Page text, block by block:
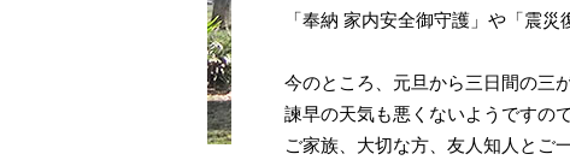
「奉納 家内安全御守護」や「震災
今のところ、元旦から三日間の三
諫早の天気も悪くないようですので
ご家族、大切な方、友人知人とご